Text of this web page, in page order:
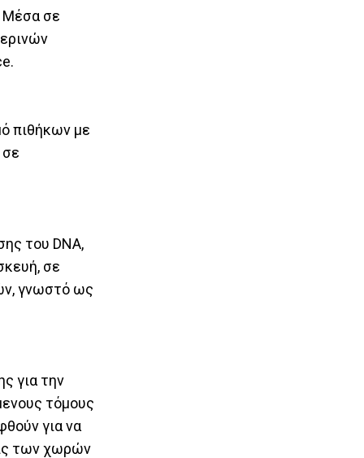
Μέσα σε
πιθήκων με
του DNA,
σε
γνωστό ως
για την
τόμους
για να
των χωρών